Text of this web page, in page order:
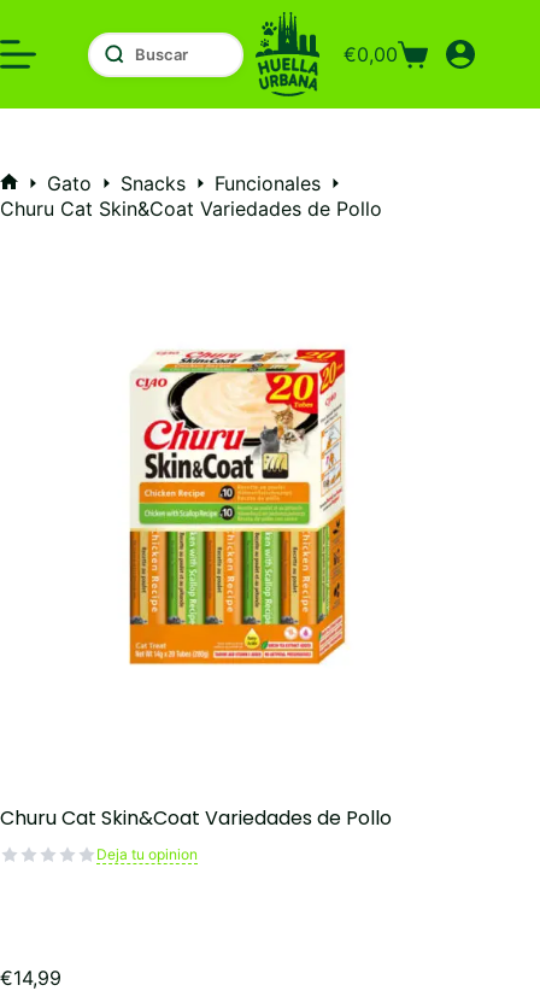
al
contenido
Carro
compra
€0,00
Inicio
Gato Snacks
Funcionales
Churu Cat Skin&Coat Variedades de Pollo
Churu Cat Skin&Coat Variedades de Pollo
Deja tu opinion
€14,99